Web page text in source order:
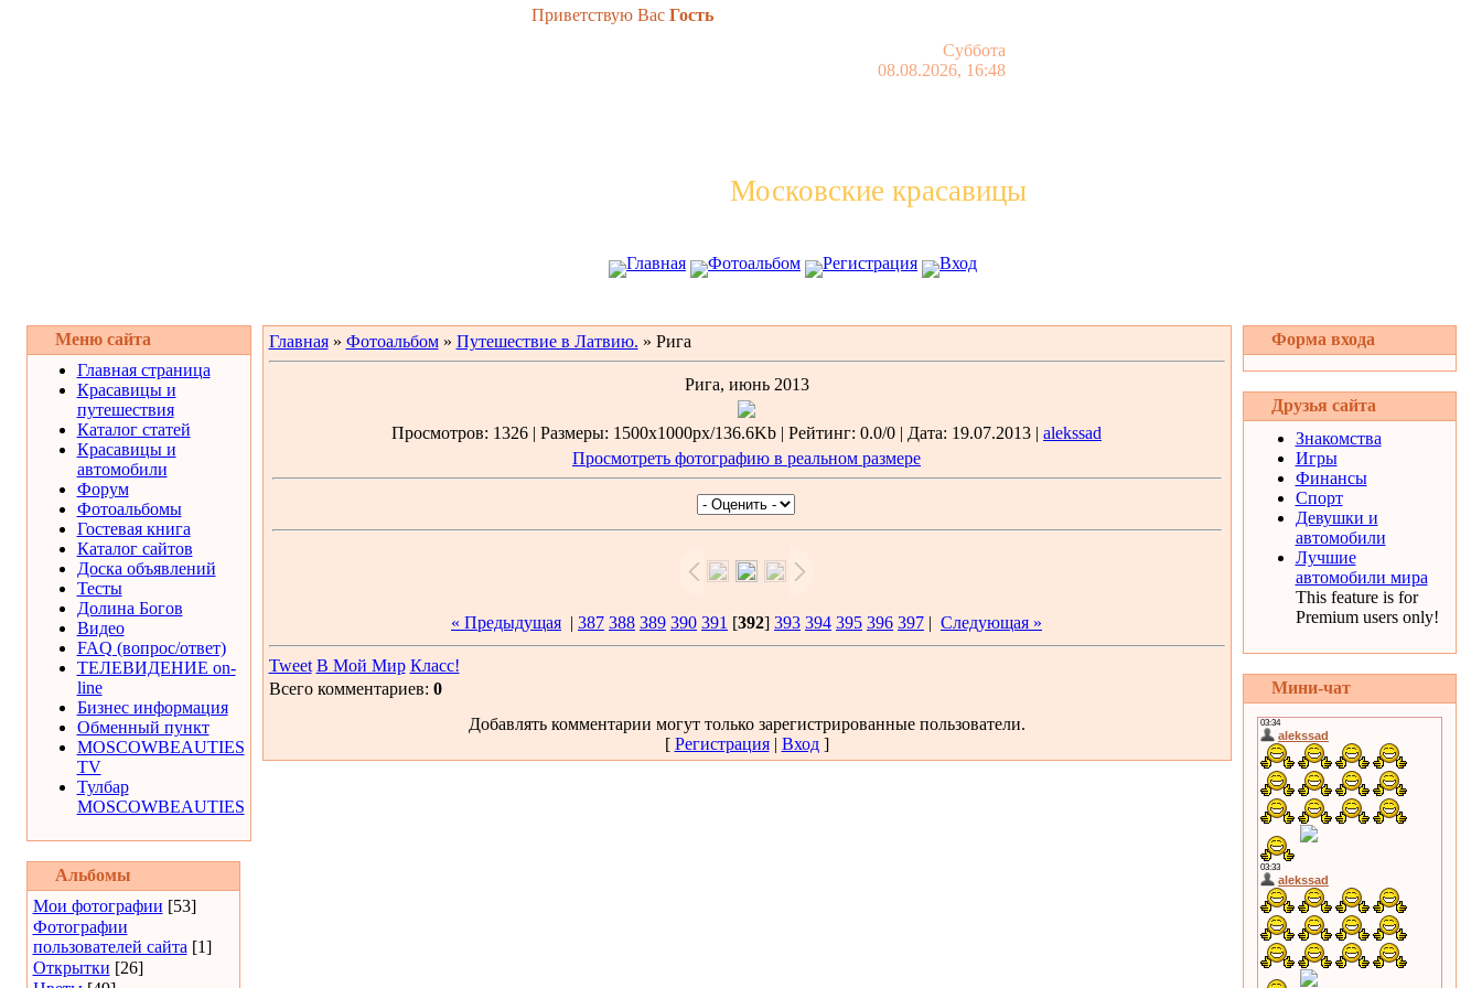
Приветствую Вас Гость
Суббота
08.08.2026, 16:48
Московские красавицы
Главная Фотоальбом Регистрация Вход
Меню сайта
Главная страница
Красавицы и
путешествия
Каталог статей
Красавицы и
автомобили
Форум
Фотоальбомы
Гостевая книга
Каталог сайтов
Доска объявлений
Тесты
Долина Богов
Видео
FAQ (вопрос/ответ)
ТЕЛЕВИДЕНИЕ on-
line
Бизнес информация
Обменный пункт
MOSCOWBEAUTIES
TV
Тулбар
MOSCOWBEAUTIES
Альбомы
Мои фотографии [53]
Фотографии
пользователей сайта [1]
Открытки [26]
Главная» Фотоальбом» Путешествие в Латвию. » Рига
Рига, июнь 2013
Просмотров: 1326 | Размеры: 1500x1000px/136.6Kb | Рейтинг: 0.0/0 | Дата: 19.07.2013 | alekssad
Просмотреть фотографию в реальном размере
« Предыдущая | 387 388 389 390 391 [392] 393 394 395 396 397 | Следующая »
Tweet В Мой Мир Класс!
Всего комментариев: 0
Добавлять комментарии могут только зарегистрированные пользователи.
[ Регистрация| Вход]
Форма входа
Друзья сайта
Знакомства
Игры
Финансы
Спорт
Девушки и
автомобили
Лучшие
автомобили мира
This feature is for
Premium users only!
Мини-чат